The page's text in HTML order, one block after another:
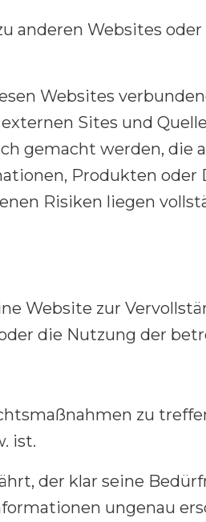
anderen Websites
Websites
Sites und
gemacht werden, die
Produkten
Risiken liegen
Website zur
die Nutzung der
zu
ist.
der klar seine
ungenau